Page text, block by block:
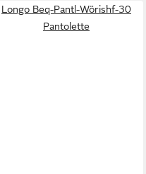
Longo Beq-Pantl-Wörishf-30
Pantolette